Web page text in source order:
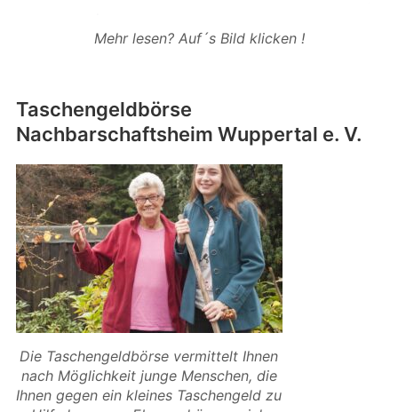
Mehr lesen? Auf´s Bild klicken !
Taschengeldbörse
Nachbarschaftsheim Wuppertal e. V.
Die Taschengeldbörse vermittelt Ihnen
nach Möglichkeit junge Menschen, die
Ihnen gegen ein kleines Taschengeld zu